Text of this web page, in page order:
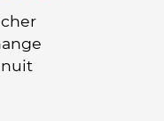
nuit